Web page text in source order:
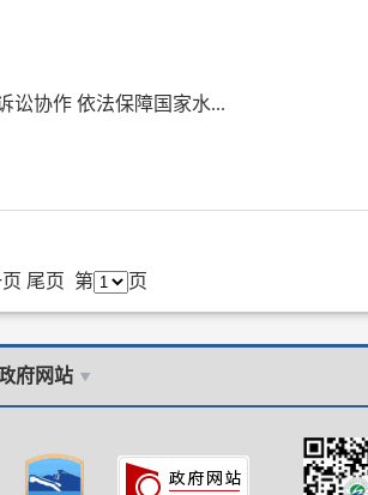
讼协作 依法保障国家水...
尾页 第 页
府网站